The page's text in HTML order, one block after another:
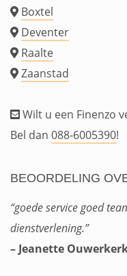
Boxtel
Deventer
Raalte
Zaanstad
Wilt u een Finenzo
Bel dan 088-6005390!
BEOORDELING
“goede service goed
dienstverlening.”
– Jeanette